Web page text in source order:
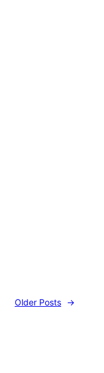
Older Posts →